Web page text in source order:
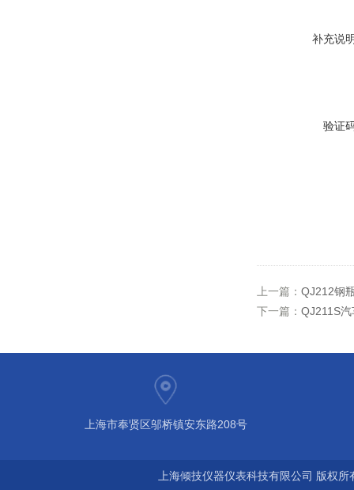
补充说
验证
上一篇： QJ212钢
下一篇： QJ211S
上海市奉贤区邬桥镇安东路208号
上海倾技仪器仪表科技有限公司 版权